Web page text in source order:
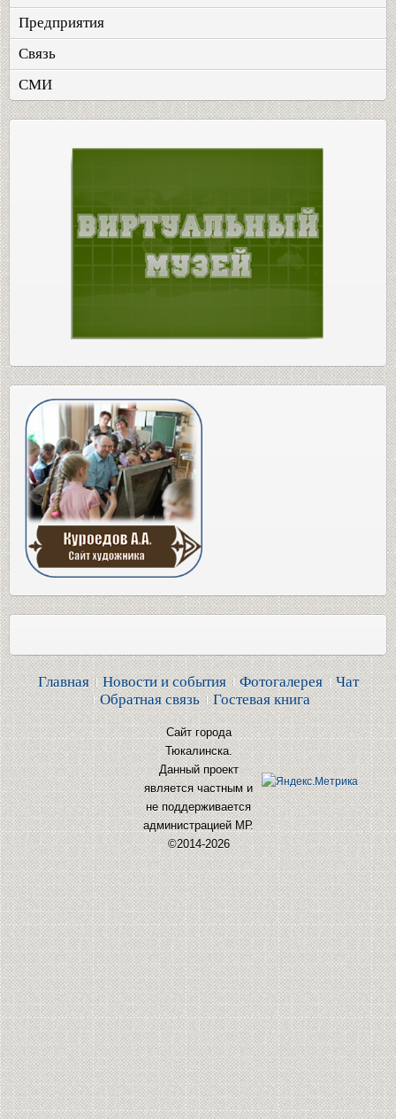
Предприятия
Связь
СМИ
Главная Новости и события Фотогалерея
Чат
Обратная связь
Гостевая книга
Сайт города
Тюкалинска.
Данный проект
является частным и
не поддерживается
администрацией МР.
©2014-2026